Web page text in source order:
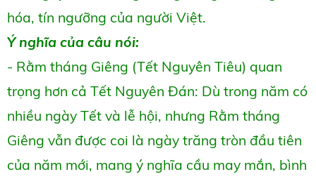
hóa, tín ngưỡng của người Việt.
Ý nghĩa của câu nói:
- Rằm tháng Giêng (Tết Nguyên Tiêu) quan
trọng hơn cả Tết Nguyên Đán: Dù trong năm có
nhiều ngày Tết và lễ hội, nhưng Rằm tháng
Giêng vẫn được coi là ngày trăng tròn đầu tiên
của năm mới, mang ý nghĩa cầu may mắn, bình